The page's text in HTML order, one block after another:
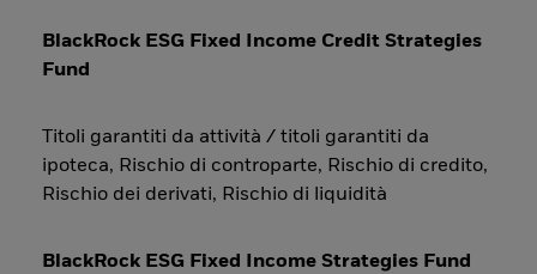
BlackRock ESG Fixed Income Credit Strategies
Fund
Titoli garantiti da attività / titoli garantiti da
ipoteca, Rischio di controparte, Rischio di credito,
Rischio dei derivati, Rischio di liquidità
BlackRock ESG Fixed Income Strategies Fund